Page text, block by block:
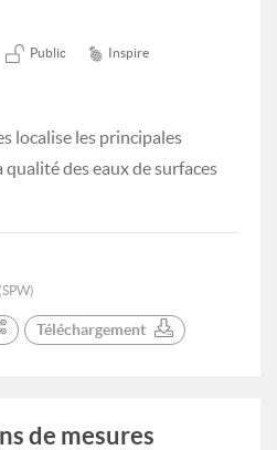
Public Inspire
localise les principales
des eaux de surfaces
Téléchargement
de mesures